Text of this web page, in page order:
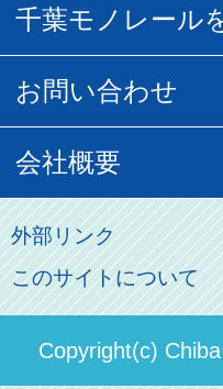
URBAN FLYER時刻表
貸切列車
記念切符
割引制度
その他のご案内
パスモのご案内
葭川となみグッズ
初音ミクグッズ
俺の妹。
モノちゃんトラベル
広告募集
直営駐車場パーク＆ライ
ステーションギャラリー
駅構内出店者様募集
千葉モノレール
営業距離世界最長
モノちゃん
お問い合わせ
お客様の声
よくあるご質問
お問い合わせ先
会社概要
会社概要
社長ごあいさつ
決算概要
外部リンク
このサイトについて
Copyright(c)